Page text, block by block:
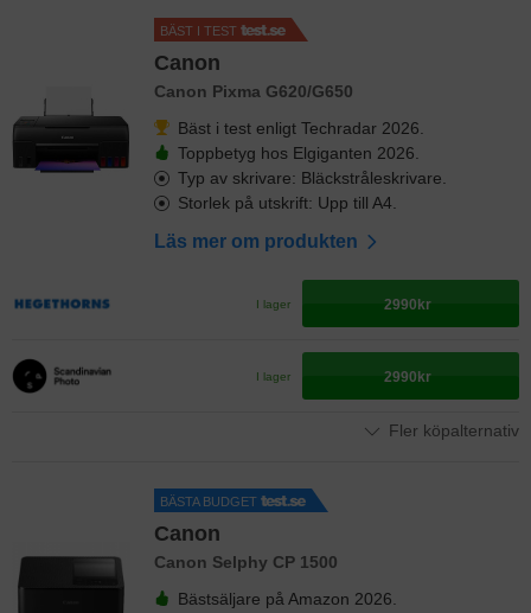
BÄST I TEST
Canon
Canon Pixma G620/G650
Bäst i test enligt Techradar 2026.
Toppbetyg hos Elgiganten 2026.
Typ av skrivare: Bläckstråleskrivare.
Storlek på utskrift: Upp till A4.
Läs mer om produkten
I lager 2990kr
I lager 2990kr
Fler köpalternativ
BÄSTA BUDGET
Canon
Canon Selphy CP 1500
Bästsäljare på Amazon 2026.